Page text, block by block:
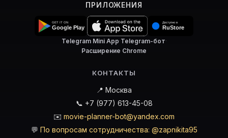
ПРИЛОЖЕНИЯ
Telegram Mini App·Telegram-бот·
Расширение Chrome
КОНТАКТЫ
📍 Москва
📞 +7 (977) 613-45-08
✉️ movie-planner-bot@yandex.com
💬 По вопросам сотрудничества: @zapnikita95